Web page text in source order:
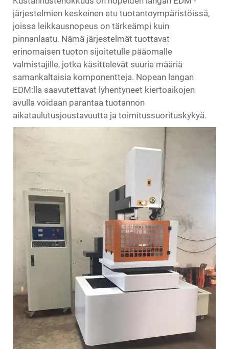
järjestelmien keskeinen etu tuotantoympäristöissä,
joissa leikkausnopeus on tärkeämpi kuin
pinnanlaatu. Nämä järjestelmät tuottavat
erinomaisen tuoton sijoitetulle pääomalle
valmistajille, jotka käsittelevät suuria määriä
samankaltaisia komponentteja. Nopean langan
EDM:lla saavutettavat lyhentyneet kiertoaikojen
avulla voidaan parantaa tuotannon
aikataulutusjoustavuutta ja toimitussuorituskykyä.